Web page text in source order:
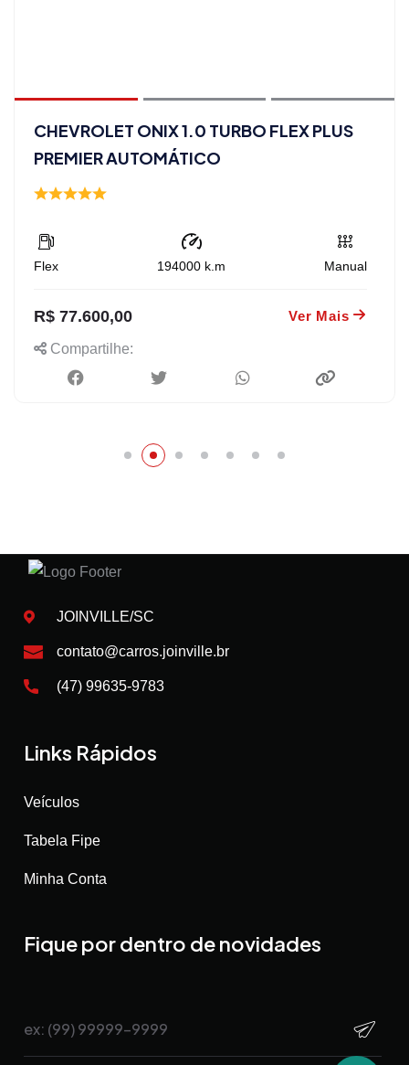
CHEVROLET ONIX 1.0 TURBO FLEX PLUS
PREMIER AUTOMÁTICO
Flex 194000 k.m Manual
R$ 77.600,00 Ver Mais
Compartilhe:
JOINVILLE/SC
contato@carros.joinville.br
(47) 99635-9783
Links Rápidos
Veículos
Tabela Fipe
Minha Conta
Fique por dentro de novidades